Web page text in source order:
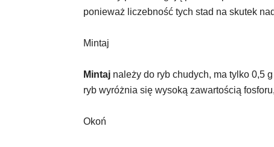
ponieważ liczebność tych stad na skutek
Mintaj
Mintaj należy do ryb chudych, ma tylko 0,5
ryb wyróżnia się wysoką zawartością
Okoń